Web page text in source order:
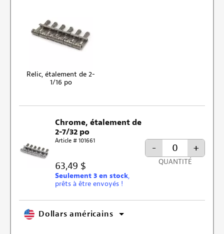
Relic, étalement de 2-
1/16 po
Chrome, étalement de
2-7/32 po
Article # 101661
63,49 $
Seulement 3 en stock,
prêts à être envoyés !
- +
QUANTITÉ
Dollars américains